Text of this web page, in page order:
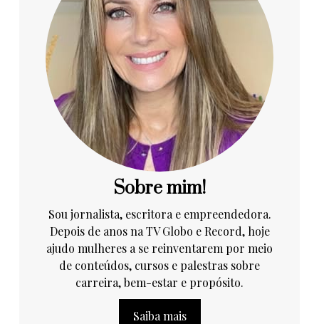
Sobre mim!
Sou jornalista, escritora e empreendedora.
Depois de anos na TV Globo e Record, hoje
ajudo mulheres a se reinventarem por meio
de conteúdos, cursos e palestras sobre
carreira, bem-estar e propósito.
Saiba mais